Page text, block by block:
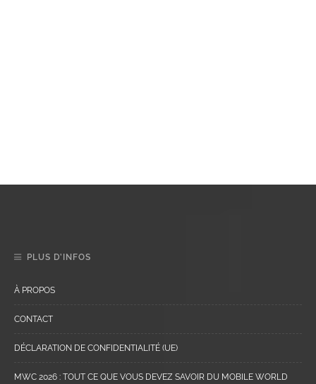
PLUS D’INFOS
À PROPOS
CONTACT
DÉCLARATION DE CONFIDENTIALITÉ (UE)
MWC 2026 : TOUT CE QUE VOUS DEVEZ SAVOIR DU MOBILE WORLD